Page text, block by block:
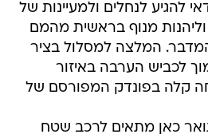
להגיע לנחלים ולמעיינות של
מנוף בראשית מהמם
המלצה למסלול בציר
לכביש הערבה באיזור
קלה בפונדק המפורסם של
כאן מתאים לרכב שטח